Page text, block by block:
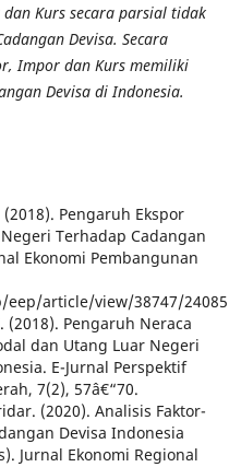
Kurs secara parsial tidak
Devisa. Secara
Impor dan Kurs memiliki
Devisa di Indonesia.
Pengaruh Ekspor
Terhadap Cadangan
Ekonomi Pembangunan
article/view/38747/24085
(2018). Pengaruh Neraca
dan Utang Luar Negeri
E-Jurnal Perspektif
7(2), 57â€“70.
(2020). Analisis Faktor-
Devisa Indonesia
Jurnal Ekonomi Regional